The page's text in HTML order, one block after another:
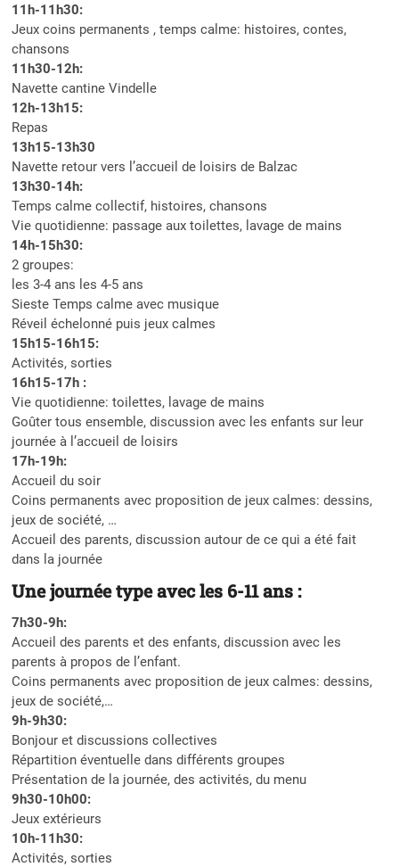
11h-11h30:
Jeux coins permanents , temps calme: histoires, contes,
chansons
11h30-12h:
Navette cantine Vindelle
12h-13h15:
Repas
13h15-13h30
Navette retour vers l’accueil de loisirs de Balzac
13h30-14h:
Temps calme collectif, histoires, chansons
Vie quotidienne: passage aux toilettes, lavage de mains
14h-15h30:
2 groupes:
les 3-4 ans les 4-5 ans
Sieste Temps calme avec musique
Réveil échelonné puis jeux calmes
15h15-16h15:
Activités, sorties
16h15-17h :
Vie quotidienne: toilettes, lavage de mains
Goûter tous ensemble, discussion avec les enfants sur leur
journée à l’accueil de loisirs
17h-19h:
Accueil du soir
Coins permanents avec proposition de jeux calmes: dessins,
jeux de société, …
Accueil des parents, discussion autour de ce qui a été fait
dans la journée
Une journée type avec les 6-11 ans :
7h30-9h:
Accueil des parents et des enfants, discussion avec les
parents à propos de l’enfant.
Coins permanents avec proposition de jeux calmes: dessins,
jeux de société,…
9h-9h30:
Bonjour et discussions collectives
Répartition éventuelle dans différents groupes
Présentation de la journée, des activités, du menu
9h30-10h00:
Jeux extérieurs
10h-11h30:
Activités, sorties